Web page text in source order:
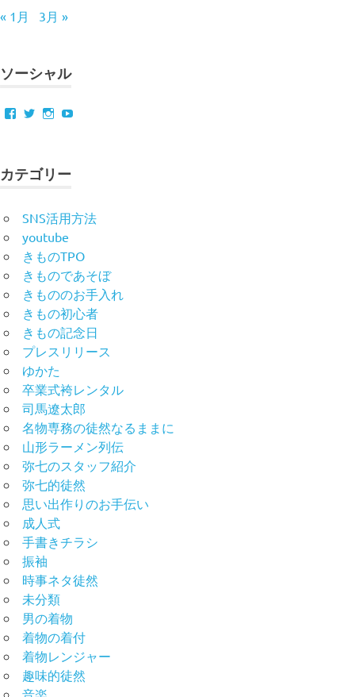
« 1月 3月 »
ソーシャル
Facebook
TwitterInstagram
カテゴリー
SNS活用方法
youtube
きものTPO
きものであそぼ
きもののお手入れ
きもの初心者
きもの記念日
プレスリリース
ゆかた
卒業式袴レンタル
司馬遼太郎
名物専務の徒然なるままに
山形ラーメン列伝
弥七のスタッフ紹介
弥七的徒然
思い出作りのお手伝い
成人式
手書きチラシ
振袖
時事ネタ徒然
未分類
男の着物
着物の着付
着物レンジャー
趣味的徒然